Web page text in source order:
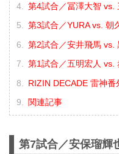
第4試合／冨澤大智 vs.
第3試合／YURA vs. 朝
第2試合／安井飛馬 vs.
第1試合／五明宏人 vs.
RIZIN DECADE 雷神
関連記事
第7試合／安保瑠輝